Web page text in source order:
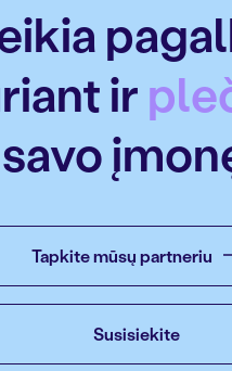
ir
savo
Tapkite mūsų partneriu
Susisiekite